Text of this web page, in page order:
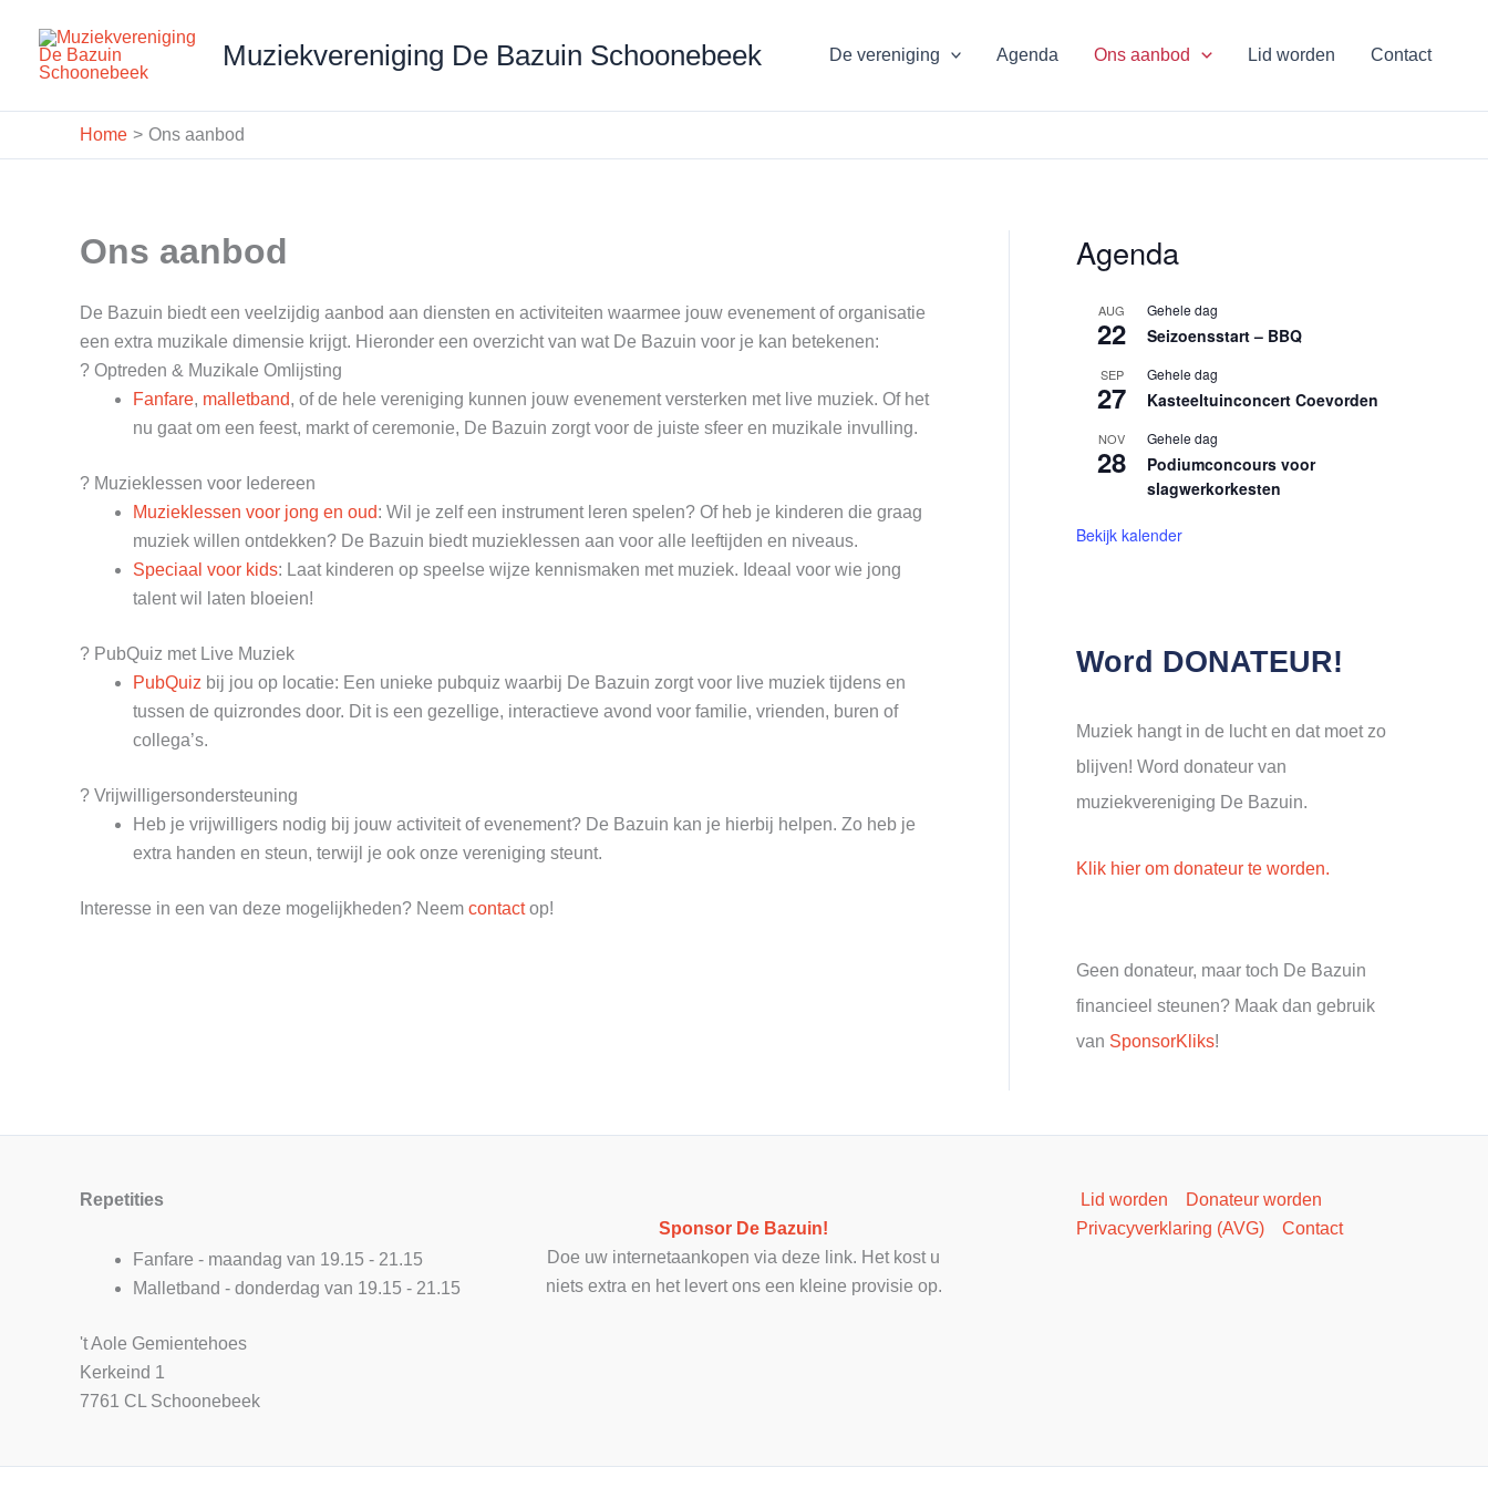
Muziekvereniging De Bazuin Schoonebeek De vereniging Agenda Ons aanbod Lid worden Contact
Home Ons aanbod
Ons aanbod
De Bazuin biedt een veelzijdig aanbod aan diensten en activiteiten waarmee jouw evenement of organisatie
een extra muzikale dimensie krijgt. Hieronder een overzicht van wat De Bazuin voor je kan betekenen:
? Optreden & Muzikale Omlijsting
Fanfare, malletband, of de hele vereniging kunnen jouw evenement versterken met live muziek. Of het
nu gaat om een feest, markt of ceremonie, De Bazuin zorgt voor de juiste sfeer en muzikale invulling.
? Muzieklessen voor Iedereen
Muzieklessen voor jong en oud: Wil je zelf een instrument leren spelen? Of heb je kinderen die graag
muziek willen ontdekken? De Bazuin biedt muzieklessen aan voor alle leeftijden en niveaus.
Speciaal voor kids: Laat kinderen op speelse wijze kennismaken met muziek. Ideaal voor wie jong
talent wil laten bloeien!
? PubQuiz met Live Muziek
PubQuiz bij jou op locatie: Een unieke pubquiz waarbij De Bazuin zorgt voor live muziek tijdens en
tussen de quizrondes door. Dit is een gezellige, interactieve avond voor familie, vrienden, buren of
collega’s.
? Vrijwilligersondersteuning
Heb je vrijwilligers nodig bij jouw activiteit of evenement? De Bazuin kan je hierbij helpen. Zo heb je
extra handen en steun, terwijl je ook onze vereniging steunt.
Interesse in een van deze mogelijkheden? Neem contactop!
Agenda
AUG
22
Gehele dag
Seizoensstart – BBQ
SEP
27
Gehele dag
Kasteeltuinconcert Coevorden
NOV
28
Gehele dag
Podiumconcours voor
slagwerkorkesten
Bekijk kalender
Word DONATEUR!
Muziek hangt in de lucht en dat moet zo
blijven! Word donateur van
muziekvereniging De Bazuin.
Klik hier om donateur te worden.
Geen donateur, maar toch De Bazuin
financieel steunen? Maak dan gebruik
van SponsorKliks!
Repetities
Fanfare - maandag van 19.15 - 21.15
Malletband - donderdag van 19.15 - 21.15
't Aole Gemientehoes
Kerkeind 1
7761 CL Schoonebeek
Sponsor De Bazuin!
Doe uw internetaankopen via deze link. Het kost u
niets extra en het levert ons een kleine provisie op.
Lid worden
Donateur worden
Privacyverklaring (AVG)
Contact